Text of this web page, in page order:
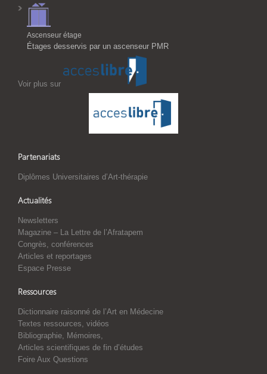
Ascenseur étage
Étages desservis par un ascenseur PMR
Voir plus sur
Partenariats
Diplômes Universitaires d’Art-thérapie
Actualités
Newsletters
Magazine – La Lettre de l’Afratapem
Congrès, conférences
Articles et reportages
Espace Presse
Ressources
Dictionnaire raisonné de l’Art en Médecine
Textes ressources, vidéos
Bibliographie, Mémoires,
Articles scientifiques de fin d’études
Foire Aux Questions